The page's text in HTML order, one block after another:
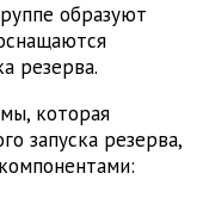
образуют
резерва.
которая
запуска резерва,